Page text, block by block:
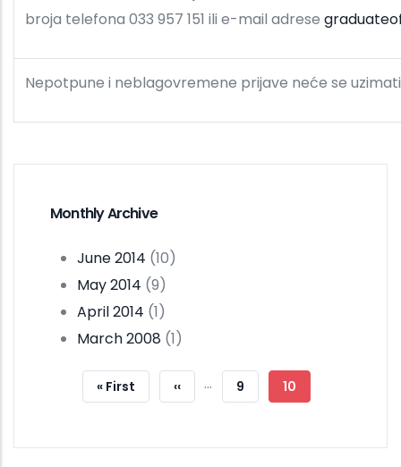
broja telefona 033 957 151 ili e-mail adrese
Nepotpune i neblagovremene prijave neće se
Monthly Archive
June 2014 (10)
May 2014 (9)
April 2014 (1)
March 2008 (1)
Pagination
First
« First
Previous
‹‹ … Page
9
Current
10